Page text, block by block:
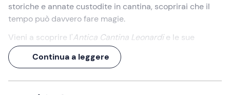
storiche e annate custodite in cantina, scoprirai che il
tempo può davvero fare magie.
Vieni a scoprire l'Antica Cantina Leonardie le sue
vecchie annate più prestigiose
bottiglie storiche pensata per chi vuole viaggiare nel
Visiterai le mura della
Continua a leggere